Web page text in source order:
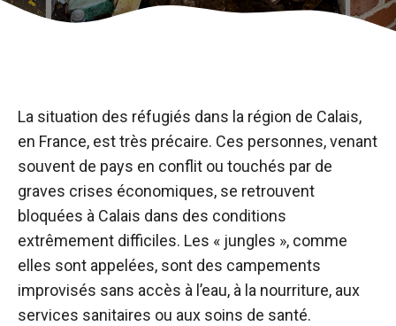
La situation des réfugiés dans la région de Calais,
en France, est très précaire. Ces personnes, venant
souvent de pays en conflit ou touchés par de
graves crises économiques, se retrouvent
bloquées à Calais dans des conditions
extrêmement difficiles. Les « jungles », comme
elles sont appelées, sont des campements
improvisés sans accès à l’eau, à la nourriture, aux
services sanitaires ou aux soins de santé.